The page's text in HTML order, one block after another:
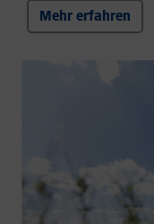
Mehr erfahren